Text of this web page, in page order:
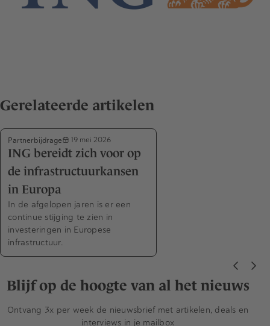
Gerelateerde artikelen
Partnerbijdrage 19 mei 2026
ING bereidt zich voor op
de infrastructuurkansen
in Europa
In de afgelopen jaren is er een
continue stijging te zien in
investeringen in Europese
infrastructuur.
Blijf op de hoogte van al het nieuws
Ontvang 3x per week de nieuwsbrief met artikelen, deals en
interviews in je mailbox